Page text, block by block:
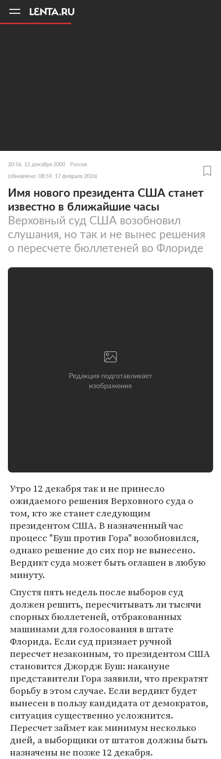
20:56, 12 декабря 2000 Россия
(обновлено: 08:59, 17 февраля 2026)
Имя нового президента США станет
известно в ближайшие часы
Верховный суд США возобновил
слушания, но так и не вынес решения
о пересчете бюллетеней во Флориде
Утро 12 декабря так и не принесло
ожидаемого решения Верховного суда о
том, кто же станет следующим
президентом США. В назначенный час
процесс "Буш против Гора" возобновился,
однако решение до сих пор не вынесено.
Вердикт суда может быть оглашен в любую
минуту.
Спустя пять недель после выборов суд
должен решить, пересчитывать ли тысячи
спорных бюллетеней, отбракованных
машинами для голосования в штате
Флорида. Если суд признает ручной
пересчет незаконным, то президентом США
становится Джордж Буш: накануне
представители Гора заявили, что прекратят
борьбу в этом случае. Если вердикт будет
вынесен в пользу кандидата от демократов,
ситуация существенно усложнится.
Пересчет займет как минимум несколько
дней, а выборщики от штатов должны быть
назначены не позже 12 декабря.